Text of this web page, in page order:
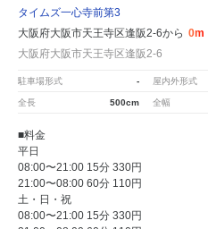
タイムズ一心寺前第3
大阪府大阪市天王寺区逢阪2-6から 0m
大阪府大阪市天王寺区逢阪2-6
駐車場形式 - 屋内外形式
全長 500cm 全幅
■料金
平日
08:00〜21:00 15分 330円
21:00〜08:00 60分 110円
土・日・祝
08:00〜21:00 15分 330円